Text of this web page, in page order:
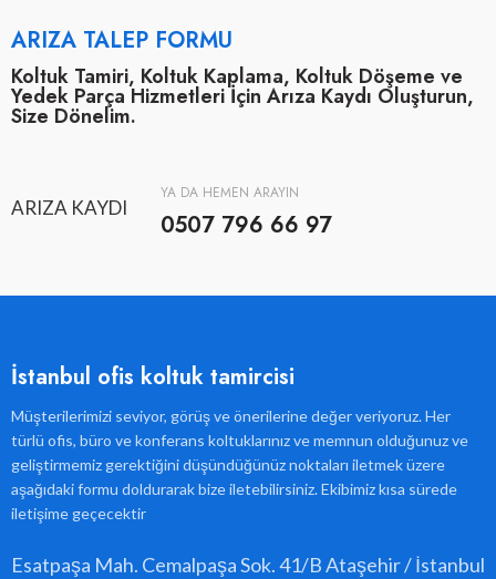
ARIZA TALEP FORMU
Koltuk Tamiri, Koltuk Kaplama, Koltuk Döşeme ve
Yedek Parça Hizmetleri İçin Arıza Kaydı Oluşturun,
Size Dönelim.
ARIZA KAYDI
YA DA HEMEN ARAYIN
0507 796 66 97
İstanbul ofis koltuk tamircisi
Müşterilerimizi seviyor, görüş ve önerilerine değer veriyoruz. Her
türlü ofis, büro ve konferans koltuklarınız ve memnun olduğunuz ve
geliştirmemiz gerektiğini düşündüğünüz noktaları iletmek üzere
aşağıdaki formu doldurarak bize iletebilirsiniz. Ekibimiz kısa sürede
iletişime geçecektir
Esatpaşa Mah. Cemalpaşa Sok. 41/B Ataşehir / İstanbul